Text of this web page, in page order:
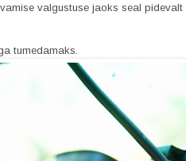
valgustuse jaoks seal
tumedamaks.